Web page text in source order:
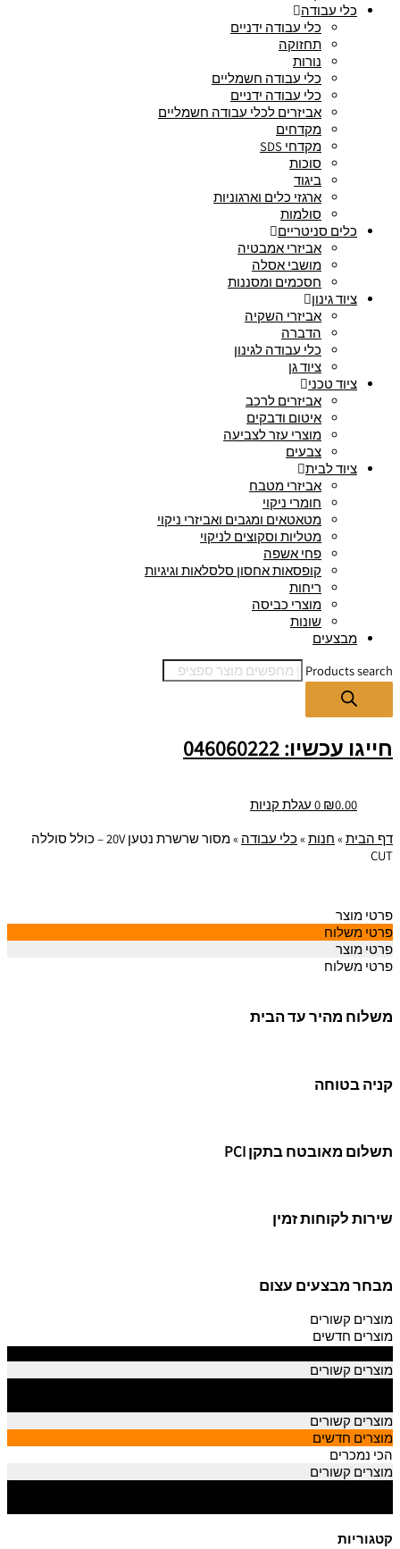
כלי עבודה
כלי עבודה ידניים
תחזוקה
נורות
כלי עבודה חשמליים
כלי עבודה ידניים
אביזרים לכלי עבודה חשמליים
מקדחים
מקדחי SDS
סוכות
ביגוד
ארגזי כלים וארגוניות
סולמות
כלים סניטריים
אביזרי אמבטיה
מושבי אסלה
חסכמים ומסננות
ציוד גינון
אביזרי השקיה
הדברה
כלי עבודה לגינון
ציוד גן
ציוד טכני
אביזרים לרכב
איטום ודבקים
מוצרי עזר לצביעה
צבעים
ציוד לבית
אביזרי מטבח
חומרי ניקוי
מטאטאים ומגבים ואביזרי ניקוי
מטליות וסקוצים לניקוי
פחי אשפה
קופסאות אחסון סלסלאות וגיגיות
ריחות
מוצרי כביסה
שונות
מבצעים
Products search
חייגו עכשיו: 046060222
₪0.00
0 עגלת קניות
דף הבית» חנות» כלי עבודה »
מסור שרשרת נטען 20V – כולל סוללה
CUT
פרטי מוצר
פרטי משלוח
פרטי מוצר
פרטי משלוח
משלוח מהיר עד הבית
קניה בטוחה
תשלום מאובטח בתקן PCI
שירות לקוחות זמין
מבחר מבצעים עצום
מוצרים קשורים
מוצרים חדשים
מוצרים קשורים
מוצרים קשורים
מוצרים חדשים
הכי נמכרים
מוצרים קשורים
קטגוריות